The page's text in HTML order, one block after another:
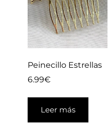
Peinecillo Estrellas
6.99€
Leer más